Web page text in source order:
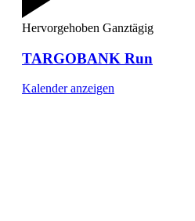
Hervorgehoben Ganztägig
TARGOBANK Run
Kalender anzeigen